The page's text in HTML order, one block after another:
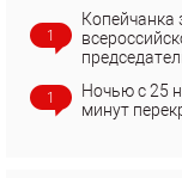
1
Копейчанка
1
Ночью с 25
минут